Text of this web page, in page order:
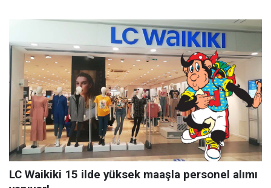
LC Waikiki 15 ilde yüksek maaşla personel alımı